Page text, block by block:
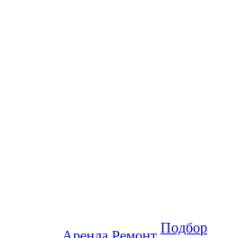
Подбор